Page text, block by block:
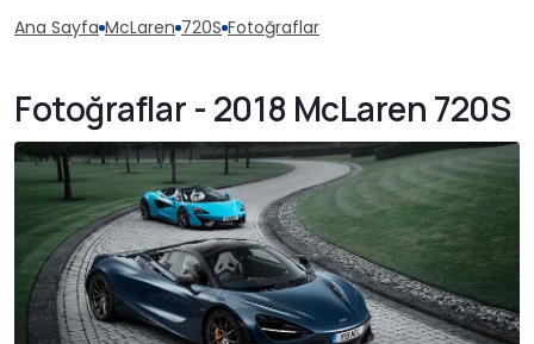
Ana Sayfa McLaren 720S Fotoğraflar
Fotoğraflar - 2018 McLaren 720S